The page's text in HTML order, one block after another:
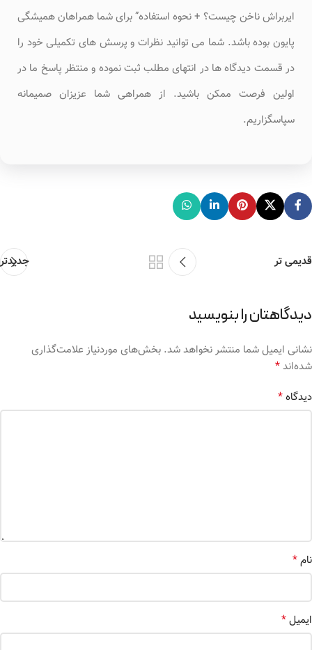
ایربراش ناخن چیست؟ + نحوه استفاده” برای شما همراهان همیشگی
پایون بوده باشد. شما می توانید نظرات و پرسش های تکمیلی خود را
در قسمت دیدگاه ها در انتهای مطلب ثبت نموده و منتظر پاسخ ما در
اولین فرصت ممکن باشید. از همراهی شما عزیزان صمیمانه
سپاسگزاریم.
جدیدتر قدیمی تر
دیدگاهتان را بنویسید
نشانی ایمیل شما منتشر نخواهد شد. بخش‌های موردنیاز علامت‌گذاری
شده‌اند*
دیدگاه*
نام*
ایمیل*